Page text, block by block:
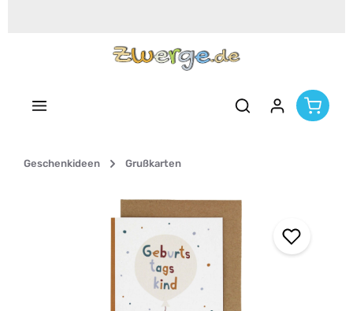
Geschenkideen Grußkarten
Bildergalerie überspringen